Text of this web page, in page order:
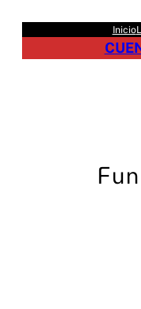
contenido
Inicio